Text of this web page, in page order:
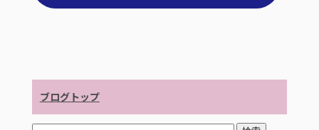
ブログトップ